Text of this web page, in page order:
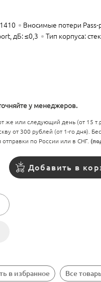
Вносимые потери Pass-
дБ: ≤0,3
Тип корпуса:
у менеджеров.
же или следующий день (от 15
от 300 рублей (от 1-го дня).
по России или в СНГ.
Добавить в
в избранное Все